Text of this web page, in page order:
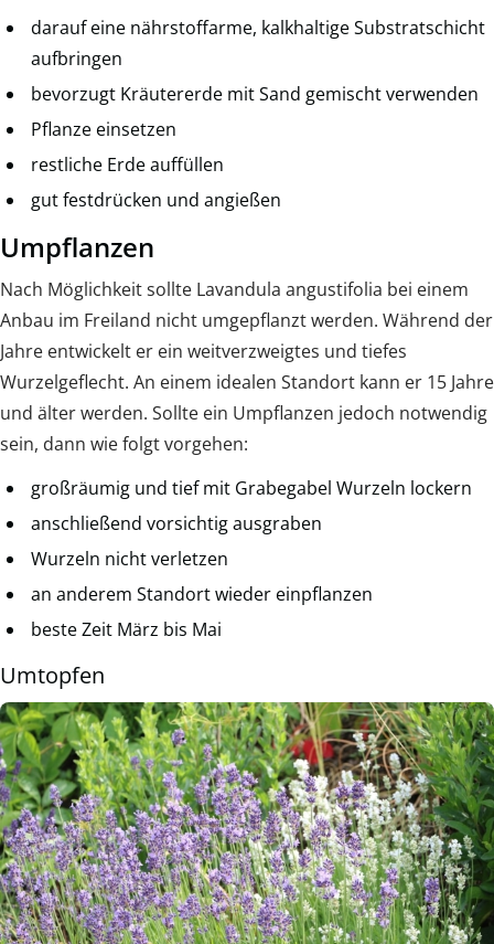
darauf eine nährstoffarme, kalkhaltige Substratschicht
aufbringen
bevorzugt Kräutererde mit Sand gemischt verwenden
Pflanze einsetzen
restliche Erde auffüllen
gut festdrücken und angießen
Umpflanzen
Nach Möglichkeit sollte Lavandula angustifolia bei einem
Anbau im Freiland nicht umgepflanzt werden. Während der
Jahre entwickelt er ein weitverzweigtes und tiefes
Wurzelgeflecht. An einem idealen Standort kann er 15 Jahre
und älter werden. Sollte ein Umpflanzen jedoch notwendig
sein, dann wie folgt vorgehen:
großräumig und tief mit Grabegabel Wurzeln lockern
anschließend vorsichtig ausgraben
Wurzeln nicht verletzen
an anderem Standort wieder einpflanzen
beste Zeit März bis Mai
Umtopfen